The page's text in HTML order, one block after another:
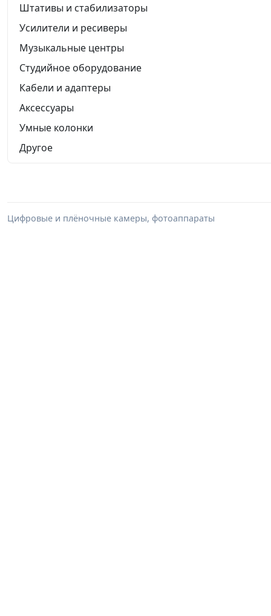
Штативы и стабилизаторы
Усилители и ресиверы
Музыкальные центры
Студийное оборудование
Кабели и адаптеры
Аксессуары
Умные колонки
Другое
Цифровые и плёночные камеры, фотоаппараты